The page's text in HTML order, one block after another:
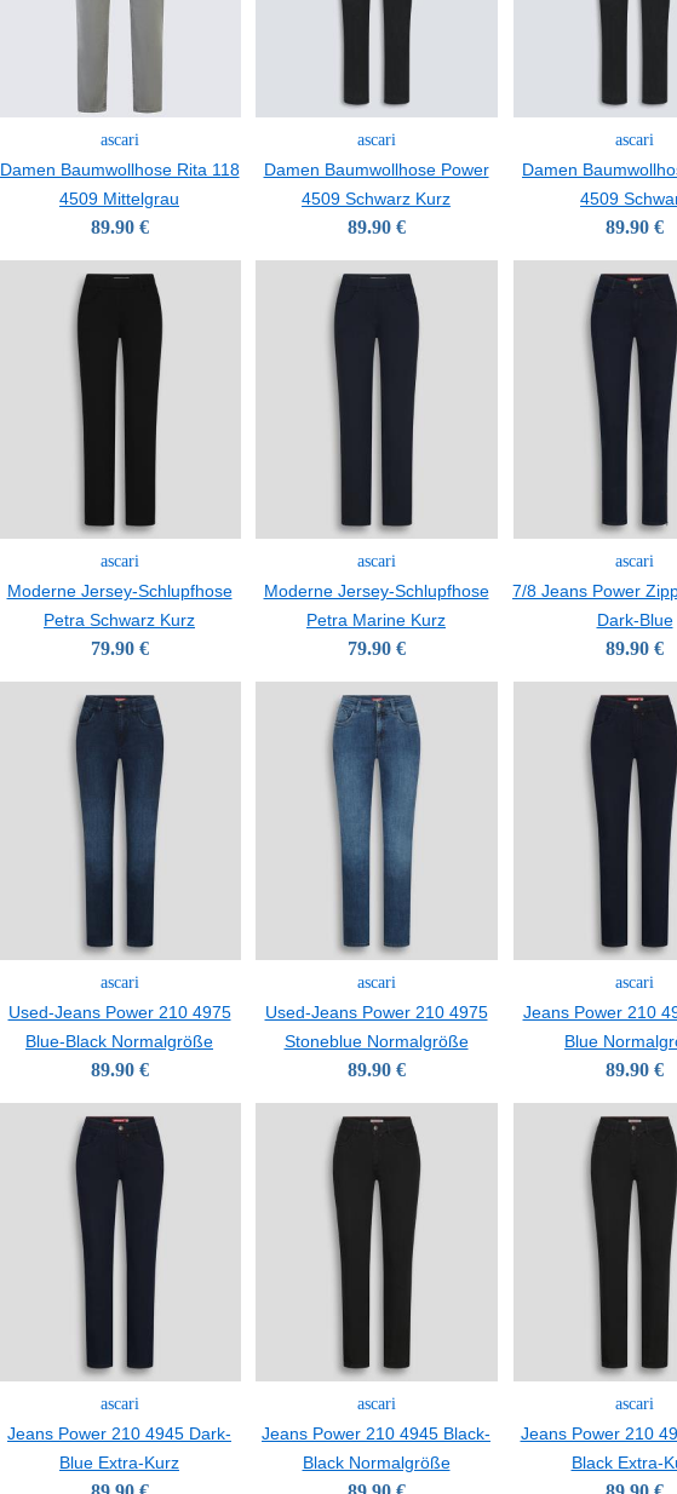
ascari
Damen Baumwollhose Rita 118
4509 Mittelgrau
89.90 €
ascari
Damen Baumwollhose Power
4509 Schwarz Kurz
89.90 €
ascari
Damen
4509
89.90 €
ascari
Moderne Jersey-Schlupfhose
Petra Schwarz Kurz
79.90 €
ascari
Moderne Jersey-Schlupfhose
Petra Marine Kurz
79.90 €
ascari
7/8 Jeans Power
Dark-Blue
89.90 €
ascari
Used-Jeans Power 210 4975
Blue-Black Normalgröße
89.90 €
ascari
Used-Jeans Power 210 4975
Stoneblue Normalgröße
89.90 €
ascari
Jeans Power 210
Blue
89.90 €
ascari
Jeans Power 210 4945 Dark-
Blue Extra-Kurz
ascari
Jeans Power 210 4945 Black-
Black Normalgröße
ascari
Jeans Power 210
Black Extra-